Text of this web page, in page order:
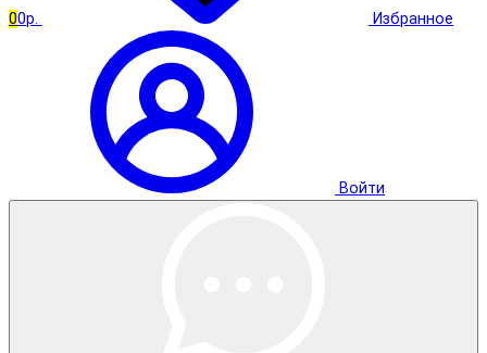
00р. Избранное
Войти